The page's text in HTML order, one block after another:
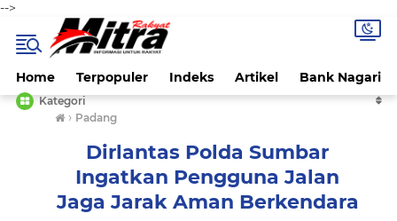
-->
Home Terpopuler Indeks Artikel Bank Nagari
Kategori
› Padang
Dirlantas Polda Sumbar
Ingatkan Pengguna Jalan
Jaga Jarak Aman Berkendara